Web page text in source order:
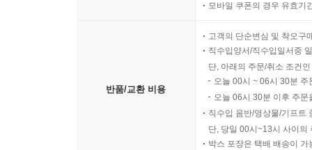
모바일 쿠폰의 경우 유효기
반품/교환 비용
고객의 단순변심 및 착오구
직수입양서/직수입일서중
단, 아래의 주문/취소 조건
오늘 00시 ~ 06시 30분
오늘 06시 30분 이후 주
직수입 음반/영상물/기프트
단, 당일 00시~13시 사이의
박스 포장은 택배 배송이